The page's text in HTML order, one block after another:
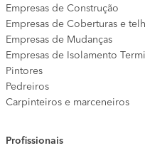
Empresas de Construção
Empresas de Coberturas e
Empresas de Mudanças
Empresas de Isolamento
Pintores
Pedreiros
Carpinteiros e marceneiros
Profissionais